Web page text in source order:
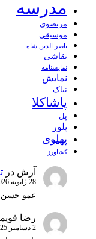
مدرسه
مرتضوی
موسیقی
ناصر الدین شاه
نقاشی
نمايشنامه
نمایش
نیاک
پاشاکلا
پل
پلور
پهلوی
کشاورز
آرش در
28 ژانویه 2026
عمو حسن
رضا
2 دسامبر 2025